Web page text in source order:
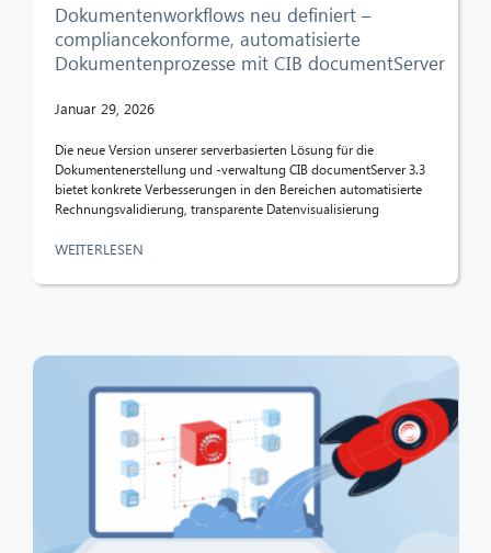
Dokumentenworkflows neu definiert –
compliancekonforme, automatisierte
Dokumentenprozesse mit CIB documentServer
Januar 29, 2026
Die neue Version unserer serverbasierten Lösung für die
Dokumentenerstellung und -verwaltung CIB documentServer 3.3
bietet konkrete Verbesserungen in den Bereichen automatisierte
Rechnungsvalidierung, transparente Datenvisualisierung
WEITERLESEN